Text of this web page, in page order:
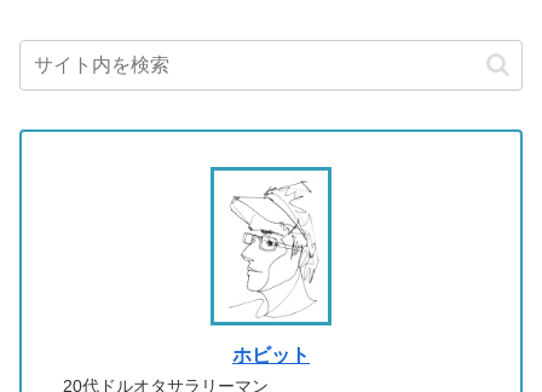
ホビット
20代ドルオタサラリーマン